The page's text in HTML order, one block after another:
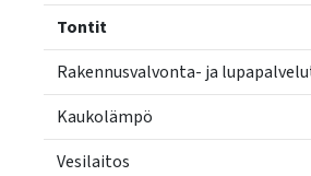
Tontit
Rakennusvalvonta- ja
Kaukolämpö
Vesilaitos